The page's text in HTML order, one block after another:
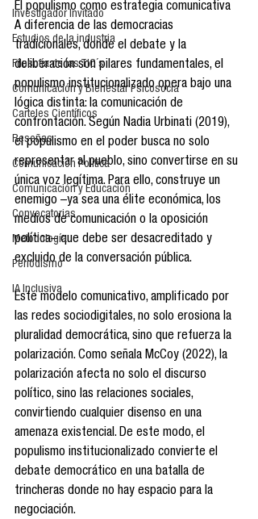
Investigador Invitado
Estudios de la industria
Filosofía de las TIC´s
Comunicación y Bienestar Psicosocia
Carteles Científicos
Reseñas
Comunicación Política
Comunicación y Educación
Convocatorias
Metodología
Periodismo
IA Inclusiva
El populismo como estrategia comunicativa
A diferencia de las democracias
tradicionales, donde el debate y la
deliberación son pilares fundamentales, el
populismo institucionalizado opera bajo una
lógica distinta: la comunicación de
confrontación. Según Nadia Urbinati (2019),
el populismo en el poder busca no solo
representar al pueblo, sino convertirse en su
única voz legítima. Para ello, construye un
enemigo –ya sea una élite económica, los
medios de comunicación o la oposición
política– que debe ser desacreditado y
excluido de la conversación pública.
Este modelo comunicativo, amplificado por
las redes sociodigitales, no solo erosiona la
pluralidad democrática, sino que refuerza la
polarización. Como señala McCoy (2022), la
polarización afecta no solo el discurso
político, sino las relaciones sociales,
convirtiendo cualquier disenso en una
amenaza existencial. De este modo, el
populismo institucionalizado convierte el
debate democrático en una batalla de
trincheras donde no hay espacio para la
negociación.